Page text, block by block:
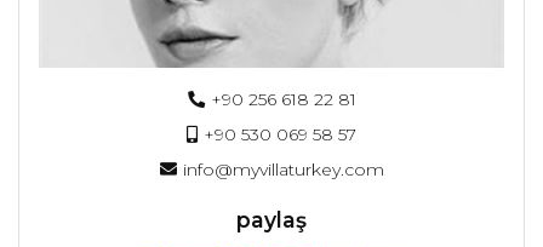
+90 256 618 22 81
+90 530 069 58 57
info@myvillaturkey.com
paylaş